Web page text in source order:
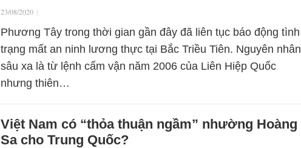
23/08/2020 |
Phương Tây trong thời gian gần đây đã liên tục báo động tình
trạng mất an ninh lương thực tại Bắc Triều Tiên. Nguyên nhân
sâu xa là từ lệnh cấm vận năm 2006 của Liên Hiệp Quốc
nhưng thiên…
Việt Nam có “thỏa thuận ngầm” nhường Hoàng
Sa cho Trung Quốc?